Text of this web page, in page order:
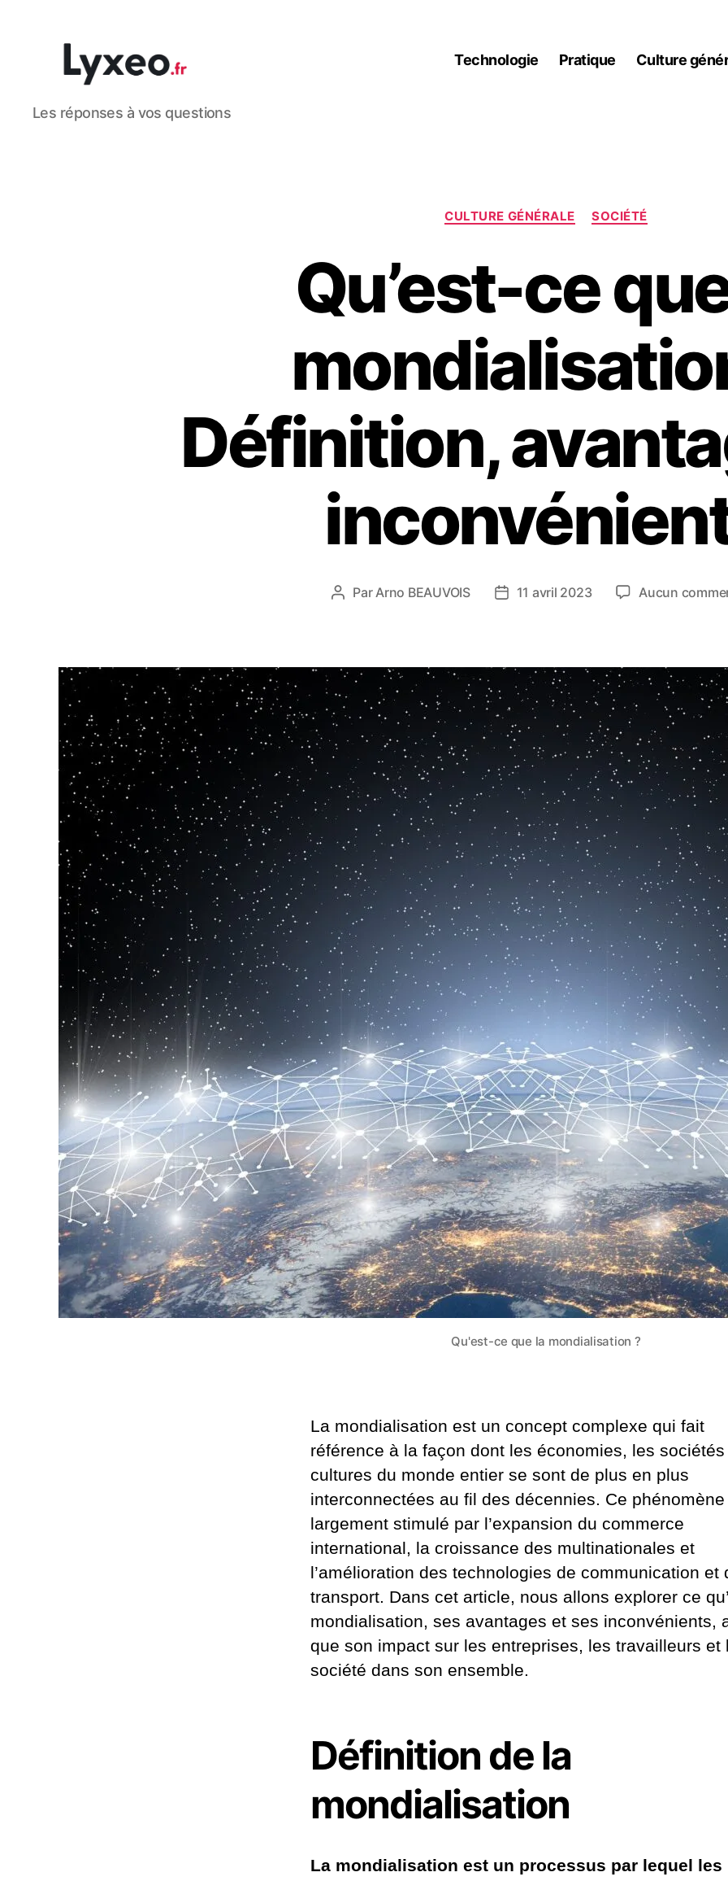
lyxeo.fr
Les réponses à vos questions
Technologie Pratique Culture
Catégories
CULTURE GÉNÉRALE SOCIÉTÉ
Qu’est-ce
Définition,
Auteur
ParArno BEAUVOIS
Date11 avril 2023 Aucun
Qu'est-ce que la mondialisation ?
La mondialisation est un concept complexe qui fait
référence à la façon dont les économies, les
cultures du monde entier se sont de plus en plus
interconnectées au fil des décennies. Ce
largement stimulé par l’expansion du commerce
international, la croissance des multinationales et
l’amélioration des technologies de communication et
transport. Dans cet article, nous allons explorer ce
mondialisation, ses avantages et ses inconvénients,
que son impact sur les entreprises, les travailleurs et
société dans son ensemble.
Définition de la
mondialisation
La mondialisation est un processus par lequel les